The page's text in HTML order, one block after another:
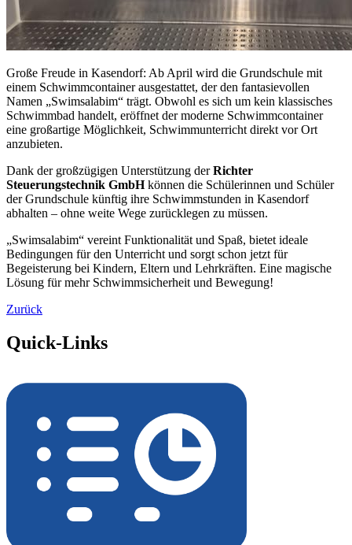
Große Freude in Kasendorf: Ab April wird die Grundschule mit
einem Schwimmcontainer ausgestattet, der den fantasievollen
Namen „Swimsalabim“ trägt. Obwohl es sich um kein klassisches
Schwimmbad handelt, eröffnet der moderne Schwimmcontainer
eine großartige Möglichkeit, Schwimmunterricht direkt vor Ort
anzubieten.
Dank der großzügigen Unterstützung derRichter
Steuerungstechnik GmbHkönnen die Schülerinnen und Schüler
der Grundschule künftig ihre Schwimmstunden in Kasendorf
abhalten – ohne weite Wege zurücklegen zu müssen.
„Swimsalabim“ vereint Funktionalität und Spaß, bietet ideale
Bedingungen für den Unterricht und sorgt schon jetzt für
Begeisterung bei Kindern, Eltern und Lehrkräften. Eine magische
Lösung für mehr Schwimmsicherheit und Bewegung!
Zurück
Quick-Links